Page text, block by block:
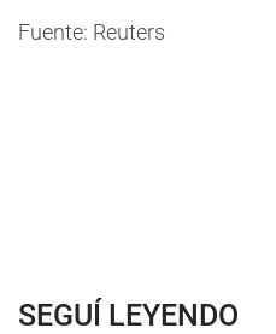
Fuente: Reuters
SEGUÍ LEYENDO